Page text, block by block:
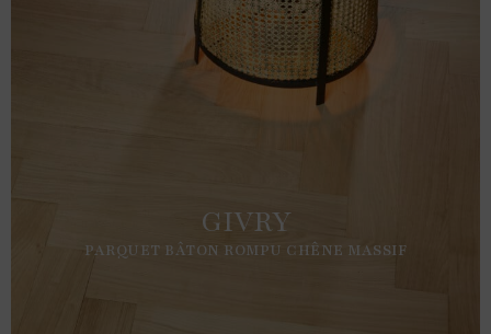
GIVRY
PARQUET BÂTON ROMPU CHÊNE MASSIF